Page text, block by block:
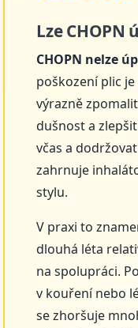
Lze CHOPN
CHOPN nelze
poškození plic
výrazně
dušnost a
včas a
zahrnuje
stylu.
V praxi to
dlouhá léta
na spolupráci.
v kouření nebo
se zhoršuje